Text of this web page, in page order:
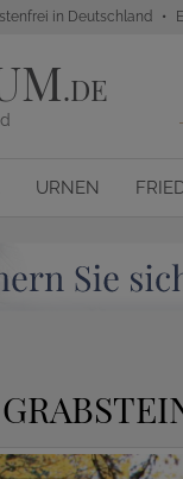
in Deutschland
.DE
URNEN